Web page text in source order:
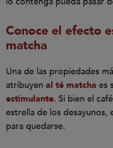
Conoce el efecto
matcha
Una de las propiedades
atribuyen al té matcha es
estimulante. Si bien el
estrella de los desayunos,
para quedarse.